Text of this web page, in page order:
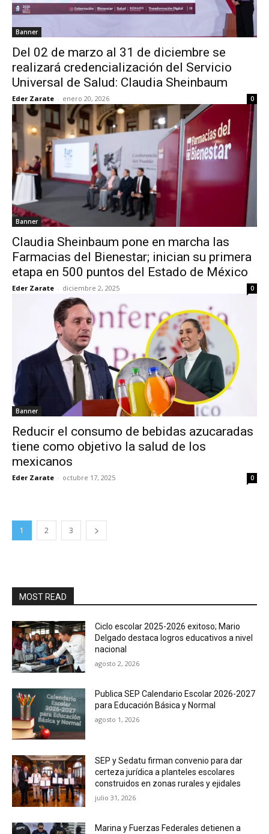
Banner
Del 02 de marzo al 31 de diciembre se
realizará credencialización del Servicio
Universal de Salud: Claudia Sheinbaum
Eder Zarate - enero 20, 2026 0
Banner
Claudia Sheinbaum pone en marcha las
Farmacias del Bienestar; inician su primera
etapa en 500 puntos del Estado de México
Eder Zarate - diciembre 2, 2025 0
Banner
Reducir el consumo de bebidas azucaradas
tiene como objetivo la salud de los
mexicanos
Eder Zarate - octubre 17, 2025 0
1 2 3
MOST READ
Ciclo escolar 2025-2026 exitoso; Mario
Delgado destaca logros educativos a nivel
nacional
agosto 2, 2026
Publica SEP Calendario Escolar 2026-2027
para Educación Básica y Normal
agosto 1, 2026
SEP y Sedatu firman convenio para dar
certeza jurídica a planteles escolares
construidos en zonas rurales y ejidales
julio 31, 2026
Marina y Fuerzas Federales detienen a